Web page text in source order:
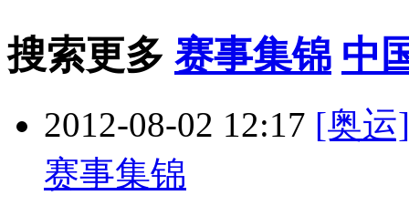
搜索更多 赛事集锦 中
2012-08-02 12:17 [奥运
赛事集锦